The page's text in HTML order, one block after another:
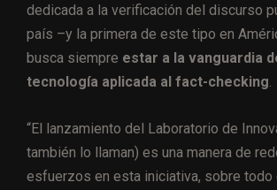
dedicada a la verificación del discurso
país –y la primera de este tipo en
busca siempre estar a la vanguardia
tecnología aplicada al fact-checking
“El lanzamiento del Laboratorio de
también lo llaman) es una manera de
esfuerzos en esta iniciativa, sobre todo